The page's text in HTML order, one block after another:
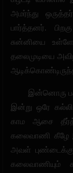
அமர்ந்து
பார்த்தனர்.
சுன்னியை
தலைமுடியை
இன்னொரு
இன்று ஒரே
காம ஆசை
கலைவாணி கீழே
அவள்
கலைவாணியும்